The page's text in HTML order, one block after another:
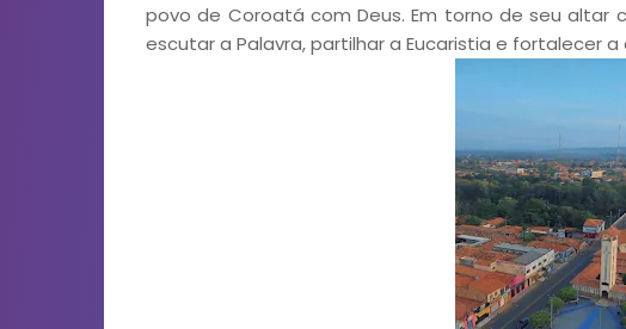
povo de Coroatá com Deus. Em torno de seu altar
escutar a Palavra, partilhar a Eucaristia e fortalecer